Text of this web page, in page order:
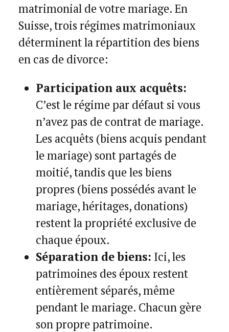
matrimonial de votre mariage. En
Suisse, trois régimes matrimoniaux
déterminent la répartition des biens
en cas de divorce:
Participation aux acquêts:
C’est le régime par défaut si vous
n’avez pas de contrat de mariage.
Les acquêts (biens acquis pendant
le mariage) sont partagés de
moitié, tandis que les biens
propres (biens possédés avant le
mariage, héritages, donations)
restent la propriété exclusive de
chaque époux.
Séparation de biens: Ici, les
patrimoines des époux restent
entièrement séparés, même
pendant le mariage. Chacun gère
son propre patrimoine.